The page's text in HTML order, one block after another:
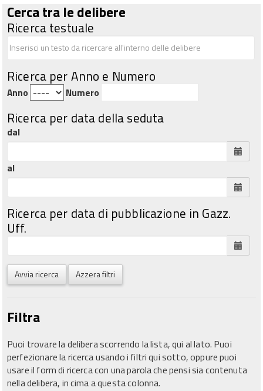
Cerca tra le delibere
Ricerca testuale
Ricerca per Anno e Numero
Anno Numero
Ricerca per data della seduta
dal
al
Ricerca per data di pubblicazione in Gazz.
Uff.
Avvia ricerca Azzera filtri
Filtra
Puoi trovare la delibera scorrendo la lista, qui al lato. Puoi
perfezionare la ricerca usando i filtri qui sotto, oppure puoi
usare il form di ricerca con una parola che pensi sia contenuta
nella delibera, in cima a questa colonna.